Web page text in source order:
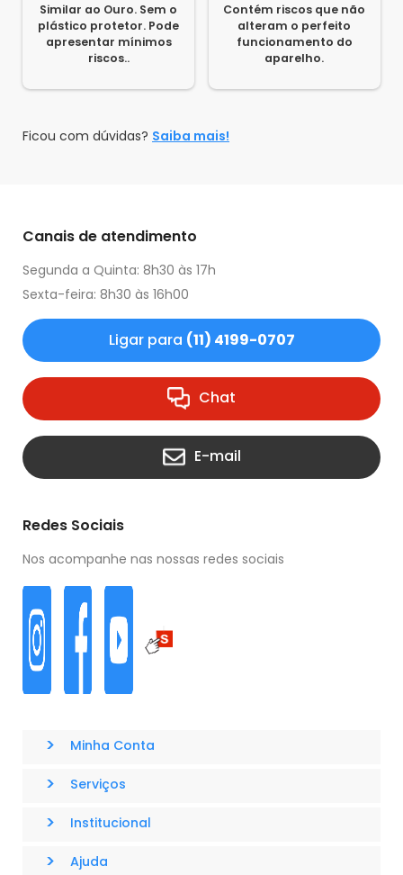
Similar ao Ouro. Sem o
plástico protetor. Pode
apresentar mínimos
riscos..
Contém riscos que não
alteram o perfeito
funcionamento do
aparelho.
Ficou com dúvidas? Saiba mais!
Canais de atendimento
Segunda a Quinta: 8h30 às 17h
Sexta-feira: 8h30 às 16h00
Ligar para (11) 4199-0707
Chat
E-mail
Redes Sociais
Nos acompanhe nas nossas redes sociais
> Minha Conta
> Serviços
> Institucional
> Ajuda